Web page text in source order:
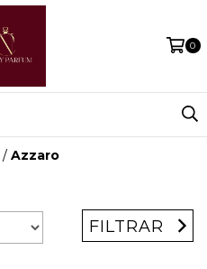
0
/ Azzaro
FILTRAR